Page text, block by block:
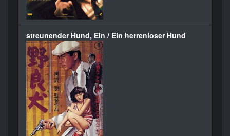
streunender Hund, Ein / Ein herrenloser Hund